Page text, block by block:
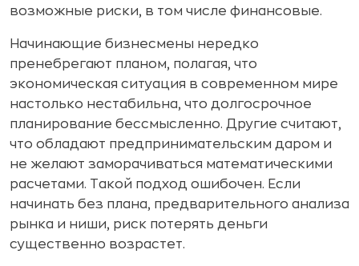
возможные риски, в том числе финансовые.
Начинающие бизнесмены нередко
пренебрегают планом, полагая, что
экономическая ситуация в современном мире
настолько нестабильна, что долгосрочное
планирование бессмысленно. Другие считают,
что обладают предпринимательским даром и
не желают заморачиваться математическими
расчетами. Такой подход ошибочен. Если
начинать без плана, предварительного анализа
рынка и ниши, риск потерять деньги
существенно возрастет.